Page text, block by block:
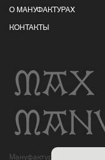
О МАНУФАКТУРАХ
КОНТАКТЫ
Мануфактуры Макса Пройса